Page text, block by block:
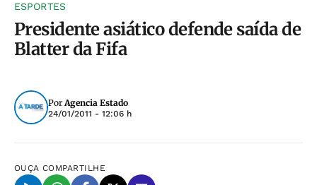
ESPORTES
Presidente asiático defende saída de
Blatter da Fifa
PorAgencia Estado
24/01/2011 - 12:06 h
OUÇA COMPARTILHE